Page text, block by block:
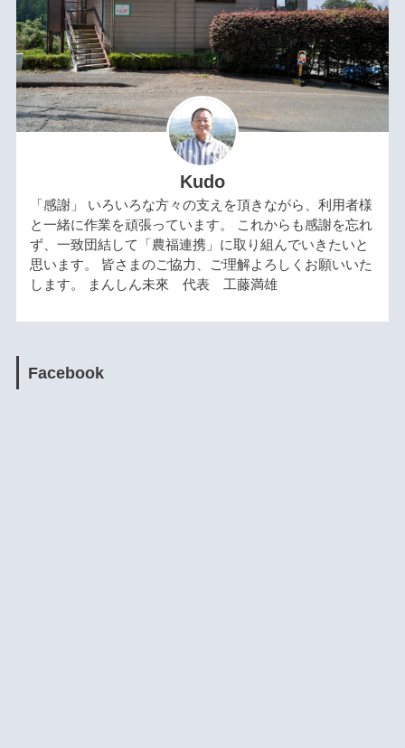
Kudo
「感謝」 いろいろな方々の支えを頂きながら、利用者様
と一緒に作業を頑張っています。 これからも感謝を忘れ
ず、一致団結して「農福連携」に取り組んでいきたいと
思います。 皆さまのご協力、ご理解よろしくお願いいた
します。 まんしん未來 代表 工藤満雄
Facebook